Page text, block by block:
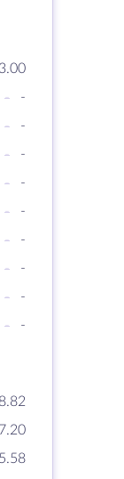
-
-
-
-
-
-
-
-
-
-
-
-
-
-
-
-
- -